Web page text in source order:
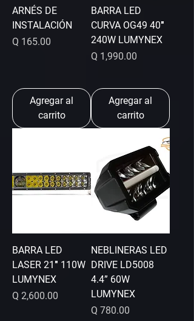
ARNÉS DE
INSTALACIÓN
Precio
Q 165.00
Agregar al
carrito
BARRA LED
CURVA OG49 40″
240W LUMYNEX
Precio
Q 1,990.00
Agregar al
carrito
BARRA LED
LASER 21″ 110W
LUMYNEX
Precio
Q 2,600.00
NEBLINERAS LED
DRIVE LD5008
4.4” 60W
LUMYNEX
Precio
Q 780.00